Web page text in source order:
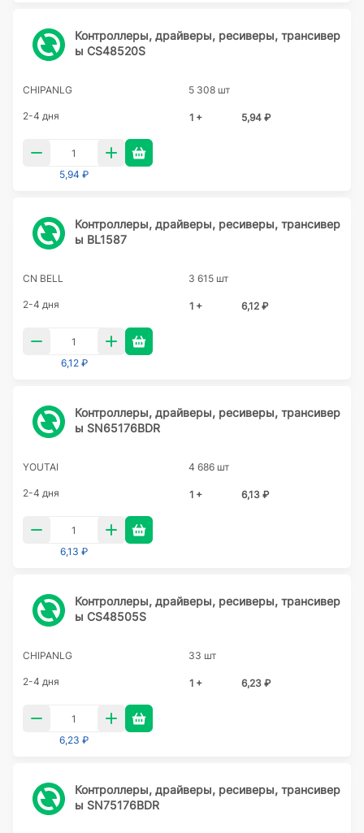
Контроллеры, драйверы, ресиверы, трансивер
ы CS48520S
CHIPANLG 5 308 шт
2-4 дня 1 + 5,94 ₽
5,94 ₽
Контроллеры, драйверы, ресиверы, трансивер
ы BL1587
CN BELL 3 615 шт
2-4 дня 1 + 6,12 ₽
6,12 ₽
Контроллеры, драйверы, ресиверы, трансивер
ы SN65176BDR
YOUTAI 4 686 шт
2-4 дня 1 + 6,13 ₽
6,13 ₽
Контроллеры, драйверы, ресиверы, трансивер
ы CS48505S
CHIPANLG 33 шт
2-4 дня 1 + 6,23 ₽
6,23 ₽
Контроллеры, драйверы, ресиверы, трансивер
ы SN75176BDR